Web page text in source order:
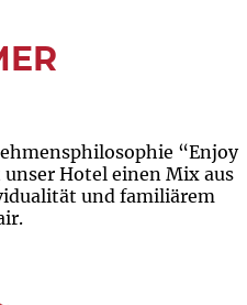
“Enjoy
Hotel einen Mix aus
und familiärem